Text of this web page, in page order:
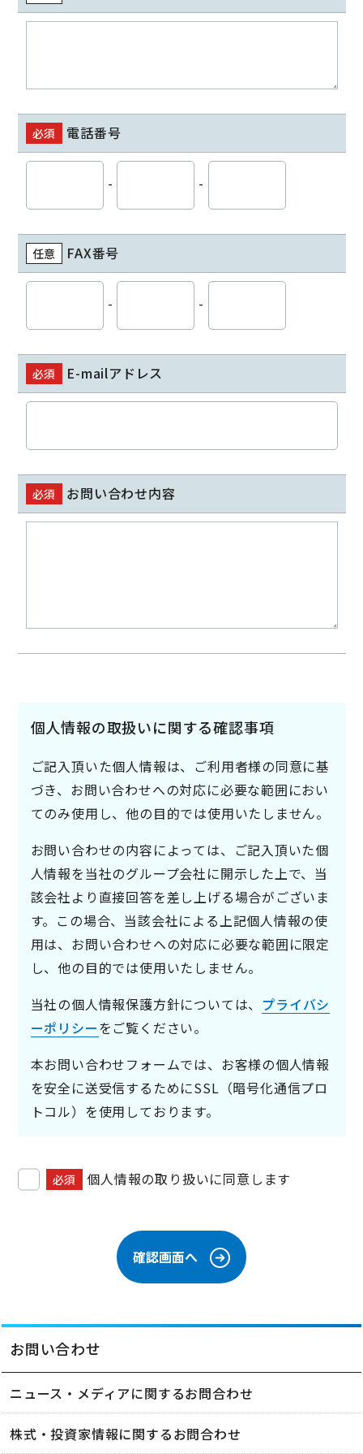
必須 電話番号
- -
任意 FAX番号
- -
必須 E-mailアドレス
必須 お問い合わせ内容
個人情報の取扱いに関する確認事項
ご記入頂いた個人情報は、ご利用者様の同意に基
づき、お問い合わせへの対応に必要な範囲におい
てのみ使用し、他の目的では使用いたしません。
お問い合わせの内容によっては、ご記入頂いた個
人情報を当社のグループ会社に開示した上で、当
該会社より直接回答を差し上げる場合がございま
す。この場合、当該会社による上記個人情報の使
用は、お問い合わせへの対応に必要な範囲に限定
し、他の目的では使用いたしません。
当社の個人情報保護方針については、 プライバシ
ーポリシーをご覧ください。
本お問い合わせフォームでは、お客様の個人情報
を安全に送受信するためにSSL（暗号化通信プロ
トコル）を使用しております。
必須 個人情報の取り扱いに同意します
お問い合わせ
ニュース・メディアに関するお問合わせ
株式・投資家情報に関するお問合わせ